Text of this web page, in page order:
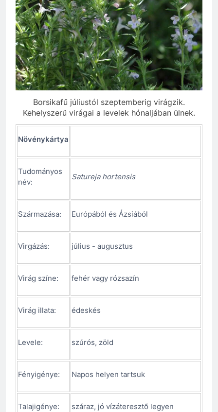
Borsikafű júliustól szeptemberig virágzik.
Kehelyszerű virágai a levelek hónaljában ülnek.
Növénykártya
Tudományos
név:
Satureja hortensis
Származása: Európából és Ázsiából
Virgázás: július - augusztus
Virág színe: fehér vagy rózsazín
Virág illata: édeskés
Levele: szúrós, zöld
Fényigénye: Napos helyen tartsuk
Talajigénye: száraz, jó vízáteresztő legyen